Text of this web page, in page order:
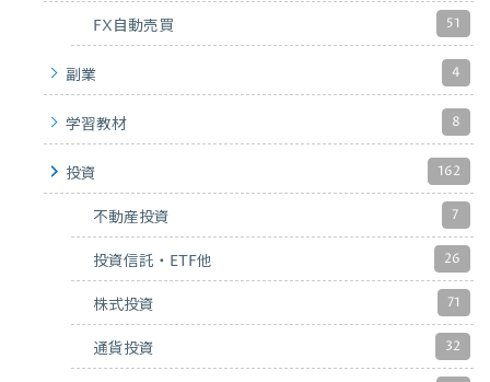
FX自動売買 51
副業 4
学習教材 8
投資 162
不動産投資 7
投資信託・ETF他 26
株式投資 71
通貨投資 32